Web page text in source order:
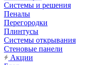
Системы и решения
Пеналы
Перегородки
Плинтусы
Системы открывания
Стеновые панели
Акции